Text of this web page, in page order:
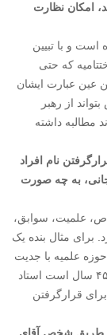
امکان نظارت
است و با تبیین
که حتی
عین عبارت ایشان
از رهبر
مطالبه داشته
نام افراد
به چه صورت
علمیت، سوابق،
مثال بنده یک
است که در حوزه علمیه با جدیت
کار کردم و به موازات آن یک چهره دانشگاهی‌ام که ۴۵ سال است استاد
قرارگرفتن